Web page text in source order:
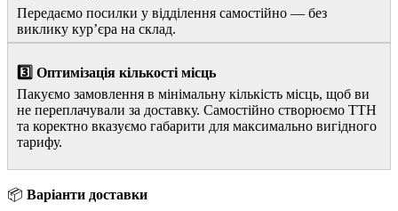
Передаємо посилки у відділення самостійно — без
виклику курʼєра на склад.
3️⃣ Оптимізація кількості місць
Пакуємо замовлення в мінімальну кількість місць, щоб ви
не переплачували за доставку. Самостійно створюємо ТТН
та коректно вказуємо габарити для максимально вигідного
тарифу.
📦 Варіанти доставки